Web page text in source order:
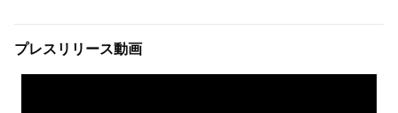
プレスリリース動画